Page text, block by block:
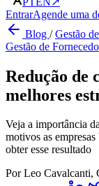
EntrarAgende uma
Blog /Gestão
Gestão de
Redução de
melhores
Veja a importância
motivos as
obter esse resultado
Por Leo Cavalcanti,